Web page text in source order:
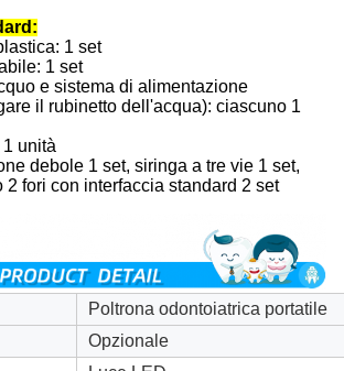
1 set
1 set
e sistema di alimentazione
il rubinetto dell'acqua): ciascuno 1
unità
debole 1 set, siringa a tre vie 1 set,
2 fori con interfaccia standard 2 set
Poltrona odontoiatrica portatile
Opzionale